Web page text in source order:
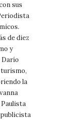
sus
de diez
y
la